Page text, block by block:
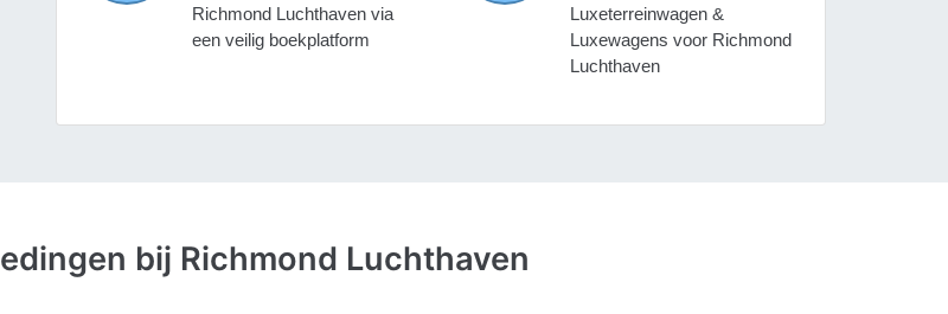
Richmond Luchthaven via
een veilig boekplatform
Luxeterreinwagen &
Luxewagens voor Richmond
Luchthaven
bij Richmond Luchthaven